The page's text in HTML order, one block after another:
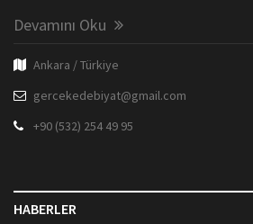
Devamını Oku
Ankara / Türkiye
gercekedebiyat@gmail.com
+90 (532) 254 49 95
HABERLER